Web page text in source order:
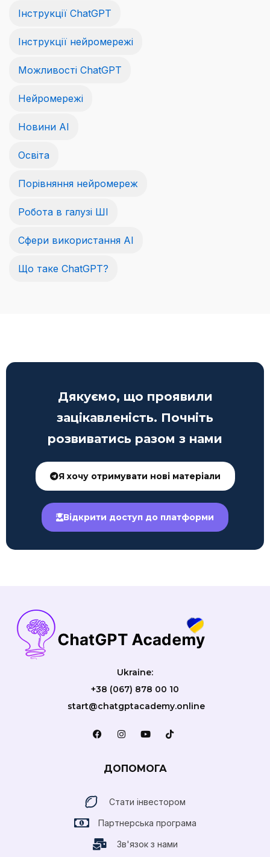
Інструкції ChatGPT
Інструкції нейромережі
Можливості ChatGPT
Нейромережі
Новини AI
Освіта
Порівняння нейромереж
Робота в галузі ШІ
Сфери використання AI
Що таке ChatGPT?
Дякуємо, що проявили
зацікавленість. Почніть
розвиватись разом з нами
Я хочу отримувати нові матеріали
Відкрити доступ до платформи
Ukraine:
+38 (067) 878 00 10
start@chatgptacademy.online
ДОПОМОГА
Стати інвестором
Партнерська програма
Зв'язок з нами